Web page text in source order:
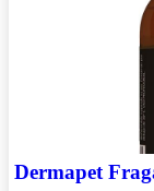
Dermapet